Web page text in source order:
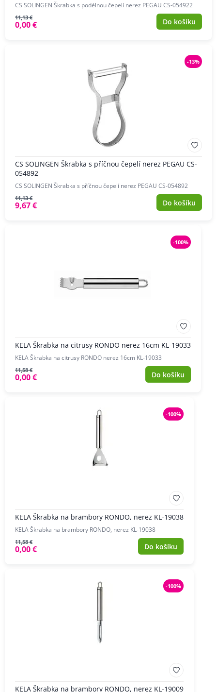
CS SOLINGEN Škrabka s podélnou čepelí nerez PEGAU CS-054922
11,13 €
0,00 € Do košíku
-13%
CS SOLINGEN Škrabka s příčnou čepelí nerez PEGAU CS-
054892
CS SOLINGEN Škrabka s příčnou čepelí nerez PEGAU CS-054892
11,13 €
9,67 € Do košíku
-100%
KELA Škrabka na citrusy RONDO nerez 16cm KL-19033
KELA Škrabka na citrusy RONDO nerez 16cm KL-19033
11,58 €
0,00 € Do košíku
-100%
KELA Škrabka na brambory RONDO, nerez KL-19038
KELA Škrabka na brambory RONDO, nerez KL-19038
11,58 €
0,00 € Do košíku
-100%
KELA Škrabka na brambory RONDO, nerez KL-19009